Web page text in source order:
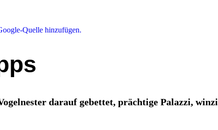
Quelle hinzufügen.
darauf gebettet, prächtige Palazzi,